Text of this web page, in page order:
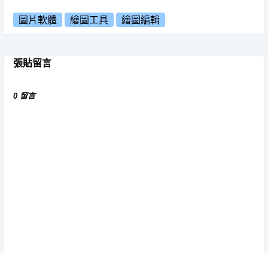
圖片軟體 繪圖工具 繪圖編輯
張貼留言
0 留言